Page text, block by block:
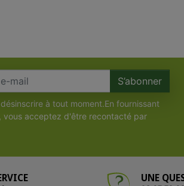
S’abonner
à tout moment.En fournissant
vous acceptez d'être recontacté par
UNE